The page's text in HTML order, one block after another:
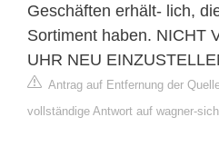
Geschäften erhält- lich,
Sortiment haben. NICHT
UHR NEU
Antrag auf Entfernung der
vollständige Antwort auf wagner-